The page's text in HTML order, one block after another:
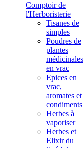
Comptoir de
l'Herboristerie
Tisanes de
simples
Poudres de
plantes
médicinales
en vrac
Epices en
vrac,
aromates et
condiments
Herbes à
vaporiser
Herbes et
Elixir du